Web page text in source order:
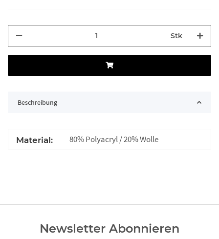
Stk
Beschreibung
Material: 80% Polyacryl / 20% Wolle
Newsletter Abonnieren